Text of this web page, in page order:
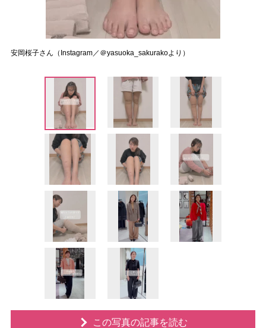
安岡桜子さん（Instagram／＠yasuoka_sakurakoより）
この写真の記事を読む